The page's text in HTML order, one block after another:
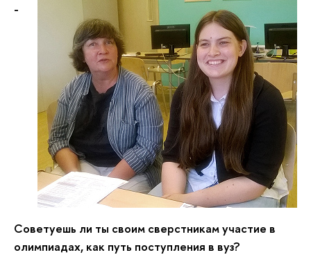
-
Советуешь ли ты своим сверстникам участие в
олимпиадах, как путь поступления в вуз?